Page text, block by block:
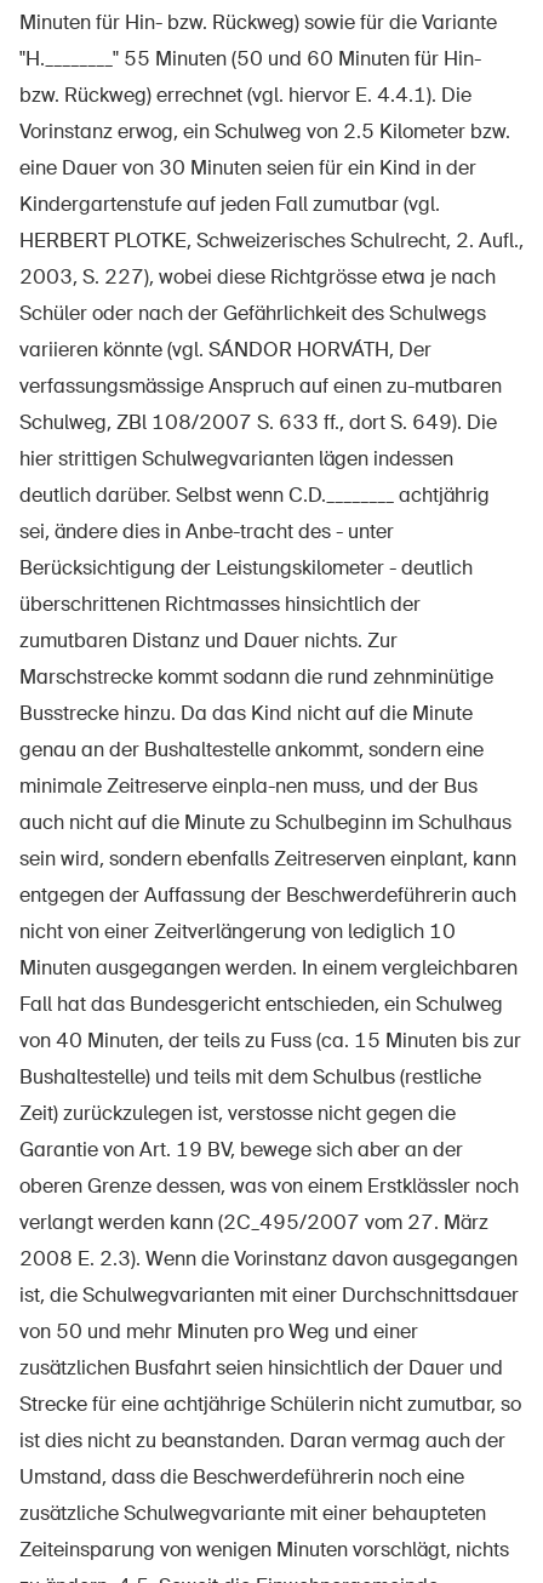
Aspects juridiques
Délégués à la sécurité et communes
Contact et conseil
Minuten für Hin- bzw. Rückweg) sowie für die Variante
"H.________" 55 Minuten (50 und 60 Minuten für Hin-
bzw. Rückweg) errechnet (vgl. hiervor E. 4.4.1). Die
Vorinstanz erwog, ein Schulweg von 2.5 Kilometer bzw.
eine Dauer von 30 Minuten seien für ein Kind in der
Kindergartenstufe auf jeden Fall zumutbar (vgl.
HERBERT PLOTKE, Schweizerisches Schulrecht, 2. Aufl.,
2003, S. 227), wobei diese Richtgrösse etwa je nach
Schüler oder nach der Gefährlichkeit des Schulwegs
variieren könnte (vgl. SÁNDOR HORVÁTH, Der
verfassungsmässige Anspruch auf einen zu-mutbaren
Schulweg, ZBl 108/2007 S. 633 ff., dort S. 649). Die
hier strittigen Schulwegvarianten lägen indessen
deutlich darüber. Selbst wenn C.D.________ achtjährig
sei, ändere dies in Anbe-tracht des - unter
Berücksichtigung der Leistungskilometer - deutlich
überschrittenen Richtmasses hinsichtlich der
zumutbaren Distanz und Dauer nichts. Zur
Marschstrecke kommt sodann die rund zehnminütige
Busstrecke hinzu. Da das Kind nicht auf die Minute
genau an der Bushaltestelle ankommt, sondern eine
minimale Zeitreserve einpla-nen muss, und der Bus
auch nicht auf die Minute zu Schulbeginn im Schulhaus
sein wird, sondern ebenfalls Zeitreserven einplant, kann
entgegen der Auffassung der Beschwerdeführerin auch
nicht von einer Zeitverlängerung von lediglich 10
Minuten ausgegangen werden. In einem vergleichbaren
Fall hat das Bundesgericht entschieden, ein Schulweg
von 40 Minuten, der teils zu Fuss (ca. 15 Minuten bis zur
Bushaltestelle) und teils mit dem Schulbus (restliche
Zeit) zurückzulegen ist, verstosse nicht gegen die
Garantie von Art. 19 BV, bewege sich aber an der
oberen Grenze dessen, was von einem Erstklässler noch
verlangt werden kann (2C_495/2007 vom 27. März
2008 E. 2.3). Wenn die Vorinstanz davon ausgegangen
ist, die Schulwegvarianten mit einer Durchschnittsdauer
von 50 und mehr Minuten pro Weg und einer
zusätzlichen Busfahrt seien hinsichtlich der Dauer und
Strecke für eine achtjährige Schülerin nicht zumutbar, so
ist dies nicht zu beanstanden. Daran vermag auch der
Umstand, dass die Beschwerdeführerin noch eine
zusätzliche Schulwegvariante mit einer behaupteten
Zeiteinsparung von wenigen Minuten vorschlägt, nichts